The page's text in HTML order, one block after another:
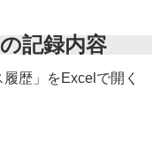
記録内容
歴」をExcelで開く